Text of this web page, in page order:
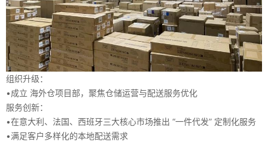
组织升级：
•成立 海外仓项目部，聚焦仓储运营与配送服务优化
服务创新：
•在意大利、法国、西班牙三大核心市场推出 “一件代发” 定制化服务
•满足客户多样化的本地配送需求